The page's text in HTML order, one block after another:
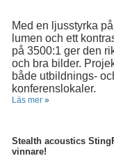
Med en ljusstyrka
lumen och ett
på 3500:1 ger den
och bra bilder.
både utbildnings-
konferenslokaler.
Läs mer »
Stealth acoustics
vinnare!